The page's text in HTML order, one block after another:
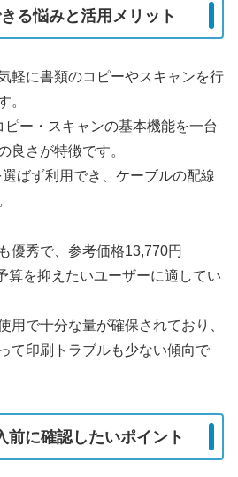
る悩みと活用メリット
軽に書類のコピーやスキャンを行
。
ー・スキャンの基本機能を一台
良さが特徴です。
ばず利用でき、ケーブルの配線
優秀で、参考価格13,770円
算を抑えたいユーザーに適してい
用で十分な量が確保されており、
て印刷トラブルも少ない傾向で
前に確認したいポイント